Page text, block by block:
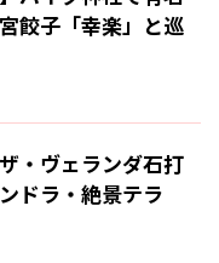
餃子「幸楽」と巡
・ヴェランダ石打
ドラ・絶景テラ